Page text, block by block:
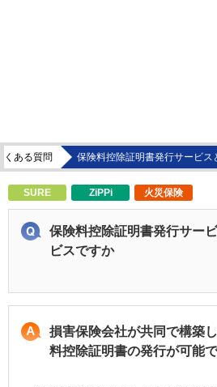
くある質問 保険料控除証明書発行サービ
SURE ZiPPi 火災保険
保険料控除証明書発行サー
ビスですか
損害保険会社が共同で構築
料控除証明書の発行が可能で